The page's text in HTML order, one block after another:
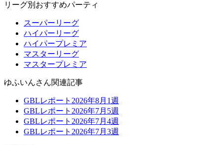
リーグ別おすすめパーティ
スーパーリーグ
ハイパーリーグ
ハイパープレミア
マスターリーグ
マスタープレミア
ゆふいんさん関連記事
GBLレポート2026年8月1週
GBLレポート2026年7月5週
GBLレポート2026年7月4週
GBLレポート2026年7月3週